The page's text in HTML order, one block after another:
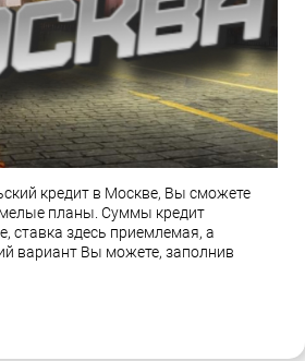
кредит в Москве, Вы сможете
планы. Суммы кредит
ставка здесь приемлемая, а
вариант Вы можете, заполнив